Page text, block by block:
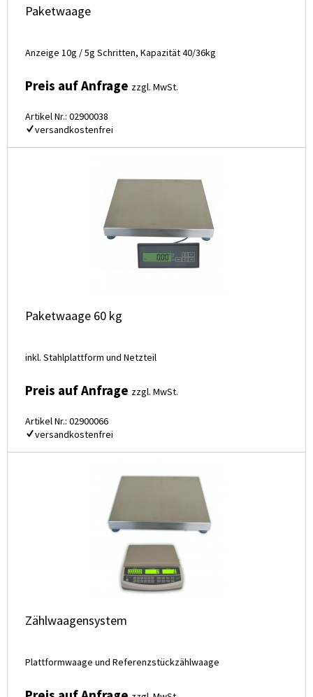
Paketwaage
Anzeige 10g / 5g Schritten, Kapazität 40/36kg
Preis auf Anfrage zzgl. MwSt.
Artikel Nr.: 02900038
versandkostenfrei
Paketwaage 60 kg
inkl. Stahlplattform und Netzteil
Preis auf Anfrage zzgl. MwSt.
Artikel Nr.: 02900066
versandkostenfrei
Zählwaagensystem
Plattformwaage und Referenzstückzählwaage